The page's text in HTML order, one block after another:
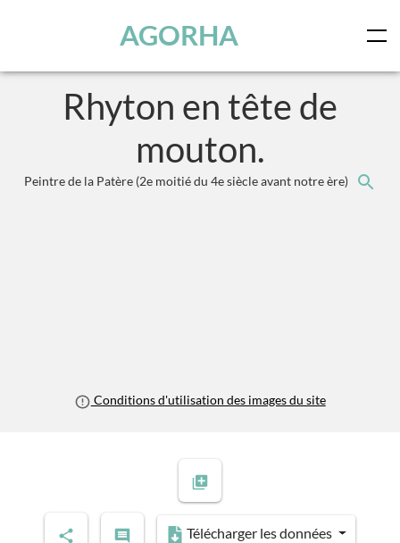
AGORHA
Rhyton en tête de
mouton.
Peintre de la Patère (2e moitié du 4e siècle avant notre ère)
Conditions d'utilisation des images du site
Télécharger les données